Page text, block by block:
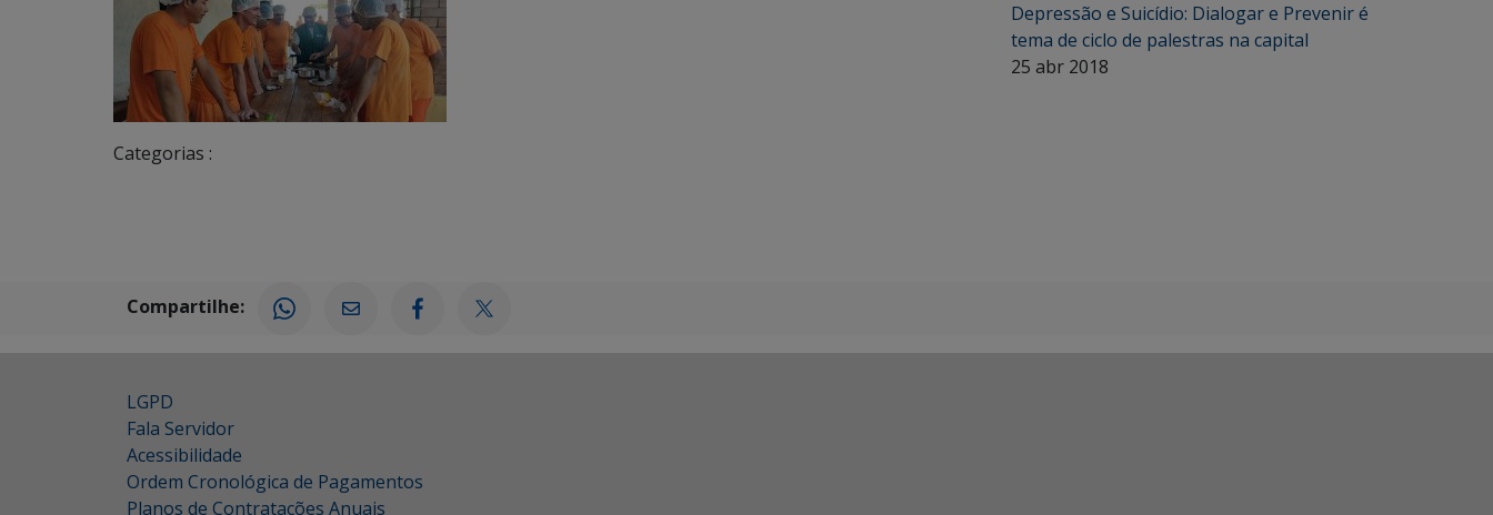
Categorias :
Depressão e Suicídio: Dialogar e Prevenir é
tema de ciclo de palestras na capital
25 abr 2018
Compartilhe:
LGPD
Fala Servidor
Acessibilidade
Ordem Cronológica de Pagamentos
Planos de Contratações Anuais